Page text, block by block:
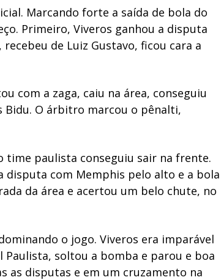
Marcando forte a saída de bola do
Primeiro, Viveros ganhou a disputa
de Luiz Gustavo, ficou cara a
com a zaga, caiu na área, conseguiu
O árbitro marcou o pênalti,
paulista conseguiu sair na frente.
disputa com Memphis pelo alto e a bola
da área e acertou um belo chute, no
o jogo. Viveros era imparável
soltou a bomba e parou e boa
as disputas e em um cruzamento na